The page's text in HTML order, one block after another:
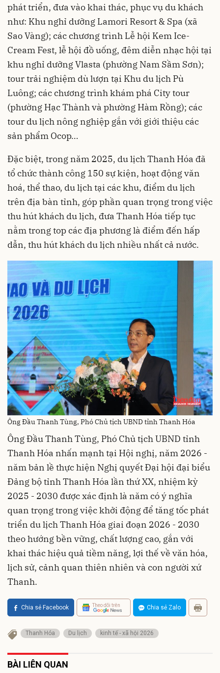
phát triển, đưa vào khai thác, phục vụ du khách
như: Khu nghỉ dưỡng Lamori Resort & Spa (xã
Sao Vàng); các chương trình Lễ hội Kem Ice-
Cream Fest, lễ hội đồ uống, đêm diễn nhạc hội tại
khu nghỉ dưỡng Vlasta (phường Nam Sầm Sơn);
tour trải nghiệm dù lượn tại Khu du lịch Pù
Luông; các chương trình khám phá City tour
(phường Hạc Thành và phường Hàm Rồng); các
tour du lịch nông nghiệp gắn với giới thiệu các
sản phẩm Ocop…
Đặc biệt, trong năm 2025, du lịch Thanh Hóa đã
tổ chức thành công 150 sự kiện, hoạt động văn
hoá, thể thao, du lịch tại các khu, điểm du lịch
trên địa bàn tỉnh, góp phần quan trọng trong việc
thu hút khách du lịch, đưa Thanh Hóa tiếp tục
nằm trong top các địa phương là điểm đến hấp
dẫn, thu hút khách du lịch nhiều nhất cả nước.
Ông Đầu Thanh Tùng, Phó Chủ tịch UBND tỉnh Thanh Hóa
Ông Đầu Thanh Tùng, Phó Chủ tịch UBND tỉnh
Thanh Hóa nhấn mạnh tại Hội nghị, năm 2026 -
năm bản lề thực hiện Nghị quyết Đại hội đại biểu
Đảng bộ tỉnh Thanh Hóa lần thứ XX, nhiệm kỳ
2025 - 2030 được xác định là năm có ý nghĩa
quan trọng trong việc khởi động để tăng tốc phát
triển du lịch Thanh Hóa giai đoạn 2026 - 2030
theo hướng bền vững, chất lượng cao, gắn với
khai thác hiệu quả tiềm năng, lợi thế về văn hóa,
lịch sử, cảnh quan thiên nhiên và con người xứ
Thanh.
Chia sẻ Facebook Theo dõi trên Chia sẻ Zalo
Thanh Hóa Du lịch kinh tế - xã hội 2026
BÀI LIÊN QUAN